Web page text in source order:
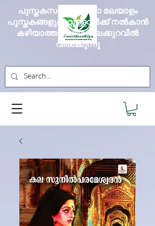
പുസ്തകസദ്യ എല്ലാ മലയാളം
പുസ്തകങ്ങളും മറ്റുള്ളവർക്ക് നൽകാൻ
കഴിയാത്ത വലിയ വിലക്കുറവിൽ
വിൽക്കുന്നു